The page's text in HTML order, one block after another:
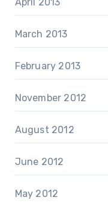
March 2013
February 2013
November 2012
August 2012
June 2012
May 2012